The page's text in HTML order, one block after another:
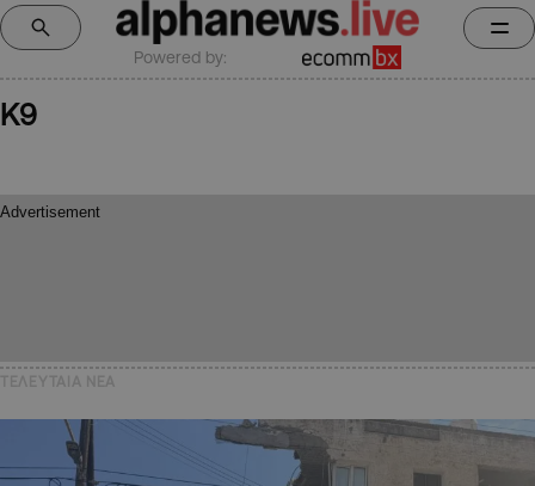
Powered by:
Κ9